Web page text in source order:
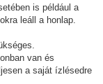
is például a
leáll a honlap.
van és
a saját ízlésedre